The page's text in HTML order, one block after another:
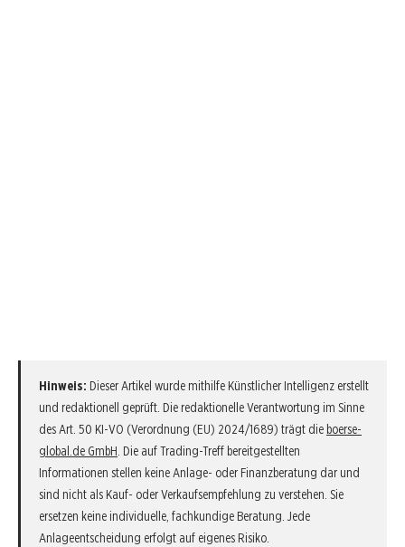
Hinweis: Dieser Artikel wurde mithilfe Künstlicher Intelligenz erstellt
und redaktionell geprüft. Die redaktionelle Verantwortung im Sinne
des Art. 50 KI-VO (Verordnung (EU) 2024/1689) trägt die boerse-
global.de GmbH. Die auf Trading-Treff bereitgestellten
Informationen stellen keine Anlage- oder Finanzberatung dar und
sind nicht als Kauf- oder Verkaufsempfehlung zu verstehen. Sie
ersetzen keine individuelle, fachkundige Beratung. Jede
Anlageentscheidung erfolgt auf eigenes Risiko.